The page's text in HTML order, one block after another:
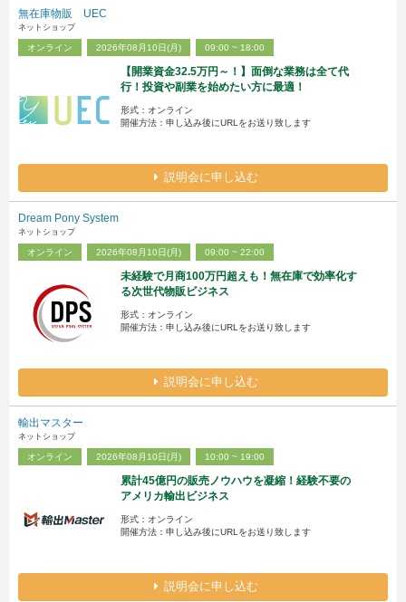
無在庫物販 UEC
ネットショップ
オンライン 2026年08月10日(月) 09:00 ~ 18:00
【開業資金32.5万円～！】面倒な業務は全て代
行！投資や副業を始めたい方に最適！
形式：オンライン
開催方法：申し込み後にURLをお送り致します
説明会に申し込む
Dream Pony System
ネットショップ
オンライン 2026年08月10日(月) 09:00 ~ 22:00
未経験で月商100万円超えも！無在庫で効率化す
る次世代物販ビジネス
形式：オンライン
開催方法：申し込み後にURLをお送り致します
説明会に申し込む
輸出マスター
ネットショップ
オンライン 2026年08月10日(月) 10:00 ~ 19:00
累計45億円の販売ノウハウを凝縮！経験不要の
アメリカ輸出ビジネス
形式：オンライン
開催方法：申し込み後にURLをお送り致します
説明会に申し込む